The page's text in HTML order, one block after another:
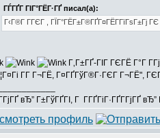
ГЃГҐГ ГІГ°ГЁГ·ГҐ писал(а):
Г‹Г®Г Г­ГЄГ , ГЇГ°ГЁГ±Г®ГҐГ¤ГЁГ­ГїГѕГ±Гј
Г‚Г±ГҐ-ГІГ ГЄГЁ Г°Г
Г­Г Г¬ГЁ, Г¤ГҐГўГ®Г·ГЄГ Г¬ГЁ",
вЂ” Г±ГўГҐГІ, Г Г­ГҐГіГ·ГҐГ­ГјГҐ